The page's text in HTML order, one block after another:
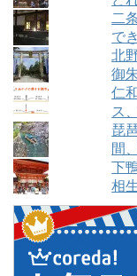
二
で
北
御
仁
ス
琵
間
下
相